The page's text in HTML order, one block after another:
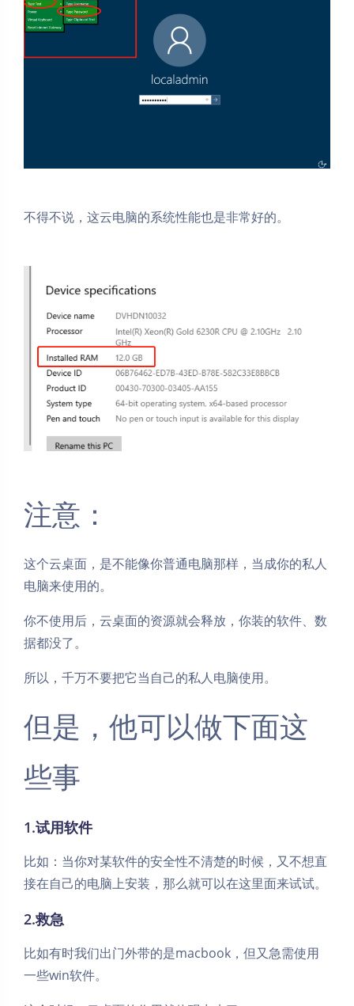
不得不说，这云电脑的系统性能也是非常好的。
注意：
这个云桌面，是不能像你普通电脑那样，当成你的私人
电脑来使用的。
你不使用后，云桌面的资源就会释放，你装的软件、数
据都没了。
所以，千万不要把它当自己的私人电脑使用。
但是，他可以做下面这
些事
1.试用软件
比如：当你对某软件的安全性不清楚的时候，又不想直
接在自己的电脑上安装，那么就可以在这里面来试试。
2.救急
比如有时我们出门外带的是macbook，但又急需使用
一些win软件。